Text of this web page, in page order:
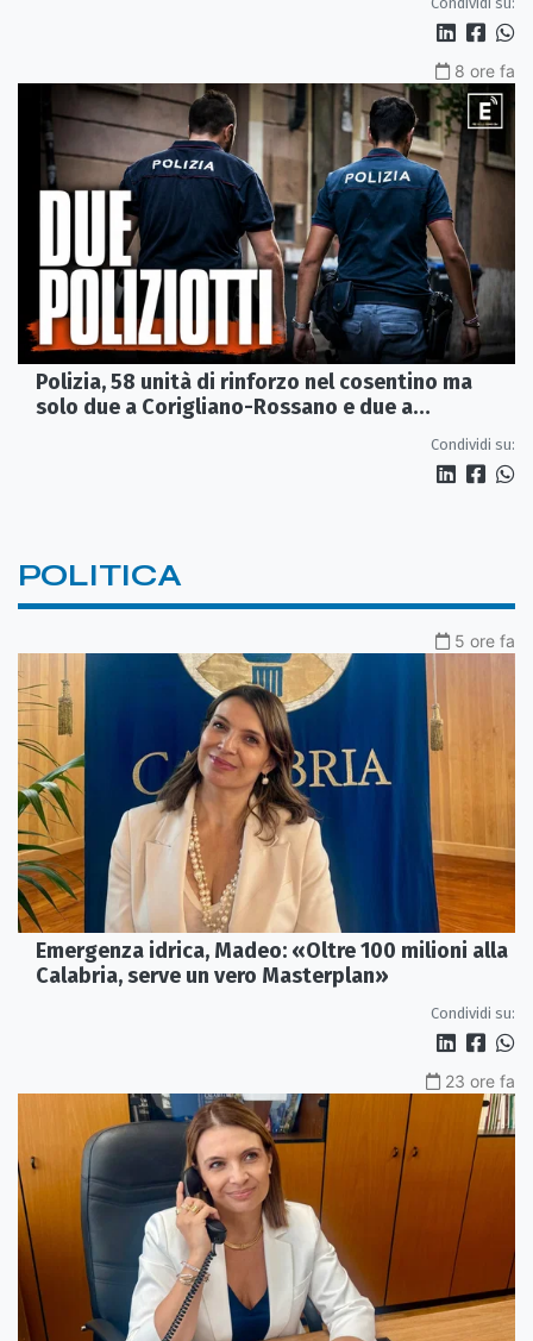
8 ore fa
Polizia, 58 unità di rinforzo nel cosentino ma
solo due a Corigliano-Rossano e due a
Condividi su:
POLITICA
5 ore fa
Emergenza idrica, Madeo: «Oltre 100 milioni alla
Calabria, serve un vero Masterplan»
Condividi su:
23 ore fa